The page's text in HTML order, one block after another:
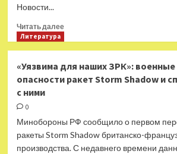
Новости...
Читать далееПрочитать
«ПоэZия
русского
на
платформе «Литрес»
бесплатно
Литература
«Уязвима для наших ЗРК»:
опасности ракет Storm Shadow и
с ними
0
Минобороны РФ сообщило о первом
ракеты Storm Shadow британско-
производства. С недавнего времени